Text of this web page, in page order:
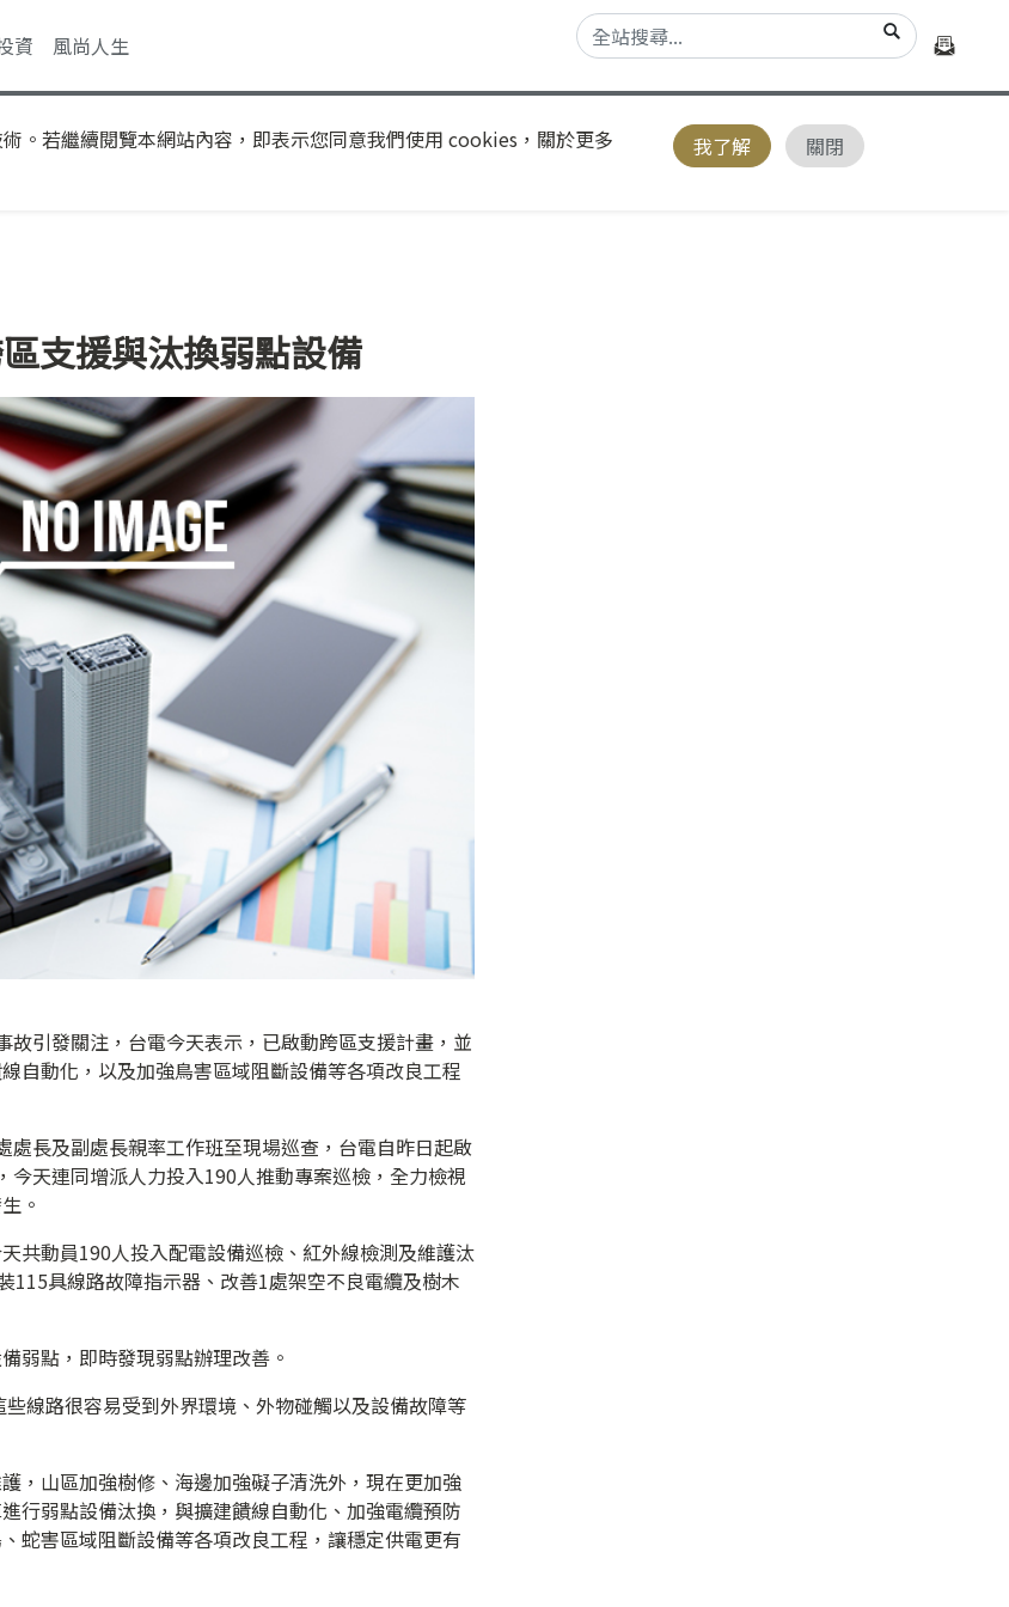
資 風尚人生
。若繼續閱覽本網站內容，即表示您同意我們使用 cookies，關於更多
我了解 關閉
支援與汰換弱點設備
故引發關注，台電今天表示，已啟動跨區支援計畫，並
自動化，以及加強鳥害區域阻斷設備等各項改良工程
長及副處長親率工作班至現場巡查，台電自昨日起啟
天連同增派人力投入190人推動專案巡檢，全力檢視
。
共動員190人投入配電設備巡檢、紅外線檢測及維護汰
115具線路故障指示器、改善1處架空不良電纜及樹木
弱點，即時發現弱點辦理改善。
線路很容易受到外界環境、外物碰觸以及設備故障等
，山區加強樹修、海邊加強礙子清洗外，現在更加強
行弱點設備汰換，與擴建饋線自動化、加強電纜預防
蛇害區域阻斷設備等各項改良工程，讓穩定供電更有